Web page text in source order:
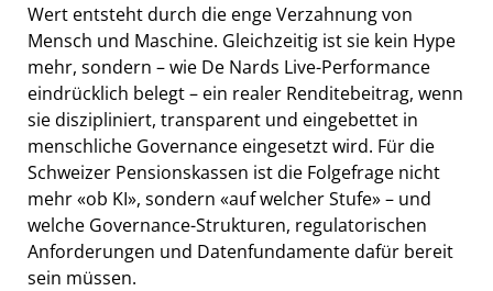
Wert entsteht durch die enge Verzahnung von
Mensch und Maschine. Gleichzeitig ist sie kein Hype
mehr, sondern – wie De Nards Live-Performance
eindrücklich belegt – ein realer Renditebeitrag, wenn
sie diszipliniert, transparent und eingebettet in
menschliche Governance eingesetzt wird. Für die
Schweizer Pensionskassen ist die Folgefrage nicht
mehr «ob KI», sondern «auf welcher Stufe» – und
welche Governance-Strukturen, regulatorischen
Anforderungen und Datenfundamente dafür bereit
sein müssen.